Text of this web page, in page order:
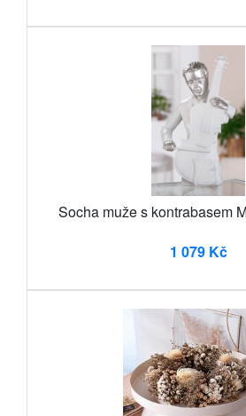
Socha muže s kontrabasem
1 079 Kč